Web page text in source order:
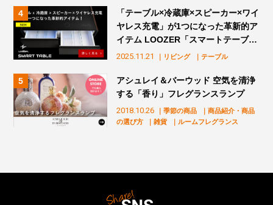
2025.11.21 ｜リビング ｜テーブル
「テーブル×冷蔵庫×スピーカー×ワイ
ヤレス充電」が1つになった革新的ア
イテム LOOZER「スマートテーブ
ル」販売スタート！
2018.10.26 ｜季節の商品
｜商品紹介・商品
の選び方
｜雑貨 ｜ルームフレグランス
アシュレイ＆バーウッド 空気を清浄
する「香り」フレグランスランプ